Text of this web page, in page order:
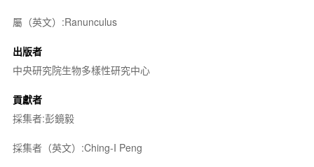
屬（英文）:Ranunculus
出版者
中央研究院生物多樣性研究中心
貢獻者
採集者:彭鏡毅
採集者（英文）:Ching-I Peng